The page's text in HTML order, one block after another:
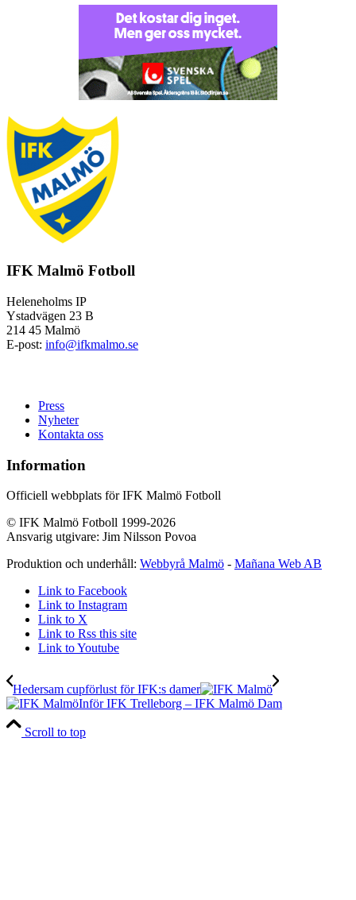
IFK Malmö Fotboll
Heleneholms IP
Ystadvägen 23 B
214 45 Malmö
E-post: info@ifkmalmo.se
Press
Nyheter
Kontakta oss
Information
Officiell webbplats för IFK Malmö Fotboll
© IFK Malmö Fotboll 1999-2026
Ansvarig utgivare: Jim Nilsson Povoa
Produktion och underhåll: Webbyrå Malmö - Mañana Web AB
Link to Facebook
Link to Instagram
Link to X
Link to Rss this site
Link to Youtube
Hedersam cupförlust för IFK:s damer
Inför IFK Trelleborg – IFK Malmö Dam
Scroll to top